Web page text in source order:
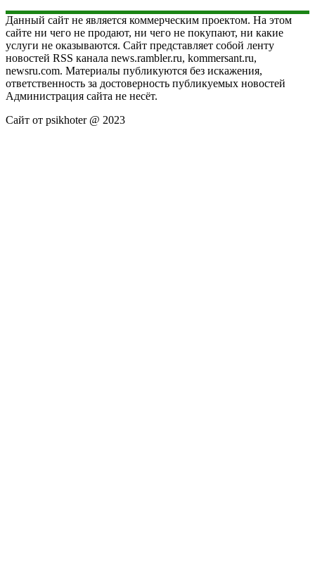
Данный сайт не является коммерческим проектом. На этом
сайте ни чего не продают, ни чего не покупают, ни какие
услуги не оказываются. Сайт представляет собой ленту
новостей RSS канала news.rambler.ru, kommersant.ru,
newsru.com. Материалы публикуются без искажения,
ответственность за достоверность публикуемых новостей
Администрация сайта не несёт.
Сайт от psikhoter @ 2023